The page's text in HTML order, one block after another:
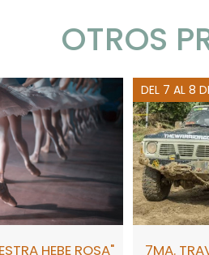
OTROS
HEBE ROSA"
DEL 7 AL 8
7MA.